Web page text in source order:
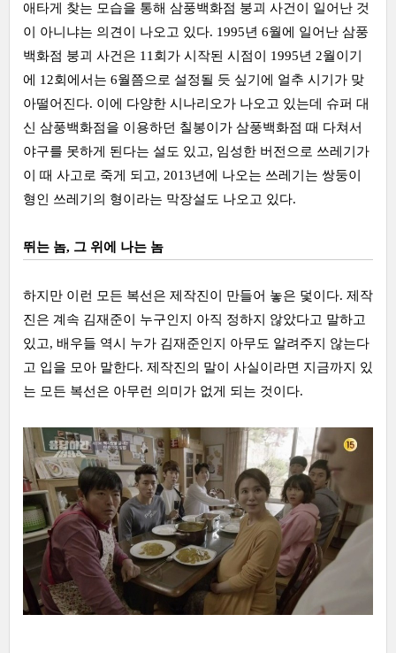
애타게 찾는 모습을 통해 삼풍백화점 붕괴 사건이 일어난 것
이 아니냐는 의견이 나오고 있다. 1995년 6월에 일어난 삼풍
백화점 붕괴 사건은 11회가 시작된 시점이 1995년 2월이기
에 12회에서는 6월쯤으로 설정될 듯 싶기에 얼추 시기가 맞
아떨어진다. 이에 다양한 시나리오가 나오고 있는데 슈퍼 대
신 삼풍백화점을 이용하던 칠봉이가 삼풍백화점 때 다쳐서
야구를 못하게 된다는 설도 있고, 임성한 버전으로 쓰레기가
이 때 사고로 죽게 되고, 2013년에 나오는 쓰레기는 쌍둥이
형인 쓰레기의 형이라는 막장설도 나오고 있다.
뛰는 놈, 그 위에 나는 놈
하지만 이런 모든 복선은 제작진이 만들어 놓은 덫이다. 제작
진은 계속 김재준이 누구인지 아직 정하지 않았다고 말하고
있고, 배우들 역시 누가 김재준인지 아무도 알려주지 않는다
고 입을 모아 말한다. 제작진의 말이 사실이라면 지금까지 있
는 모든 복선은 아무런 의미가 없게 되는 것이다.